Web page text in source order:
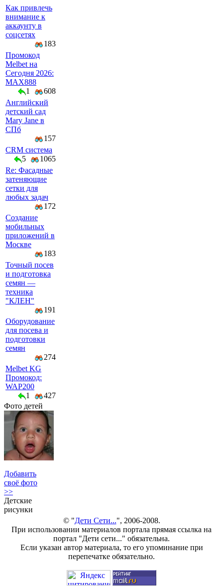
Как привлечь
внимание к
аккаунту в
соцсетях
183
Промокод
Melbet на
Сегодня 2026:
MAX888
1
608
Английский
детский сад
Mary Jane в
СПб
157
CRM система
5
1065
Re: Фасадные
затеняющие
сетки для
любых задач
172
Создание
мобильных
приложений в
Москве
183
Точный посев
и подготовка
семян —
техника
"КЛЕН"
191
Оборудование
для посева и
подготовки
семян
274
Melbet KG
Промокод:
WAP200
1
427
Фото детей
Добавить
своё фото
>>
Детские
рисунки
© "Дети Сети...", 2006-2008.
При использовании материалов портала прямая ссылка на
портал "Дети сети..." обязательна.
Если указан автор материала, то его упоминание при
перепечатке обязательно.